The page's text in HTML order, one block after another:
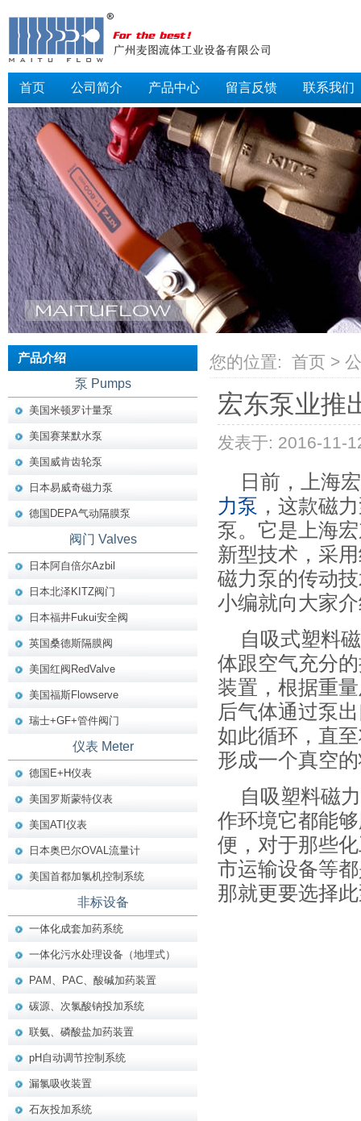
首页 公司简介 产品中心 留言反馈 联系我们
您的位置: 首页 >
宏东泵业推
发表于: 2016-11-
日前，上海
力泵 ，这款磁
泵。它是上海
新型技术，采
磁力泵的传动
小编就向大家
自吸式塑料
体跟空气充分
装置，根据重
后气体通过泵
如此循环，直
形成一个真空
自吸塑料磁
作环境它都能
便，对于那些
市运输设备等
那就更要选择
产品介绍
泵 Pumps
美国米顿罗计量泵
美国赛莱默水泵
美国威肯齿轮泵
日本易威奇磁力泵
德国DEPA气动隔膜泵
阀门 Valves
日本阿自倍尔Azbil
日本北泽KITZ阀门
日本福井Fukui安全阀
英国桑德斯隔膜阀
美国红阀RedValve
美国福斯Flowserve
瑞士+GF+管件阀门
仪表 Meter
德国E+H仪表
美国罗斯蒙特仪表
美国ATI仪表
日本奥巴尔OVAL流量计
美国首都加氯机控制系统
非标设备
一体化成套加药系统
一体化污水处理设备（地埋式）
PAM、PAC、酸碱加药装置
碳源、次氯酸钠投加系统
联氨、磷酸盐加药装置
pH自动调节控制系统
漏氯吸收装置
石灰投加系统